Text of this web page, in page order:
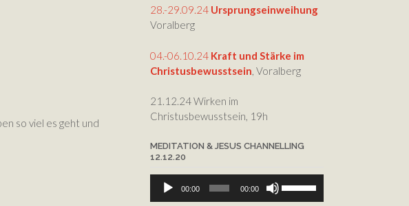
so viel es geht und
Lautstärke
28.-29.09.24 Ursprungseinweihung
Voralberg
04.-06.10.24 Kraft und Stärke im
Christusbewusstsein , Voralberg
21.12.24 Wirken im
Christusbewusstsein, 19h
MEDITATION & JESUS CHANNELLING
12.12.20
Audio-
Player
00:00 00:00